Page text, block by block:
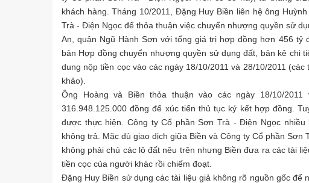
khách hàng. Tháng 10/2011, Đặng Huy Biền liên hệ ông
Trà - Điện Ngọc để thỏa thuận việc chuyển nhượng quyền sử
An, quận Ngũ Hành Sơn với tổng giá trị hợp đồng hơn 456 tỷ
bản Hợp đồng chuyển nhượng quyền sử dụng đất, bản kê chi
dung nộp tiền cọc vào các ngày 18/10/2011 và 28/10/2011
khảo).
Ông Hoàng và Biền thỏa thuận vào các ngày 18/10/
316.948.125.000 đồng để xúc tiến thủ tục ký kết hợp đồng.
được thực hiện. Công ty Cổ phần Sơn Trà - Điện Ngọc
không trả. Mặc dù giao dịch giữa Biền và Công ty Cổ phần
không phải chủ các lô đất nêu trên nhưng Biền đưa ra các tài
tiền cọc của người khác rồi chiếm đoạt.
Đặng Huy Biền sử dụng các tài liệu giả không rõ nguồn gốc để